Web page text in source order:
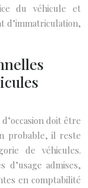
du véhicule et
d’immatriculation,
doit être
probable, il reste
de véhicules.
d’usage admises,
en comptabilité